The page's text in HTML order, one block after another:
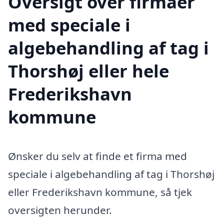
med speciale i
algebehandling af tag i
Thorshøj eller hele
Frederikshavn
kommune
Ønsker du selv at finde et firma med
speciale i algebehandling af tag i Thorshøj
eller Frederikshavn kommune, så tjek
oversigten herunder.